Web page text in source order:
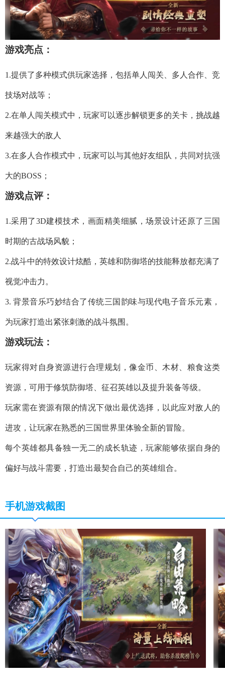
游戏亮点：
1.提供了多种模式供玩家选择，包括单人闯关、多人合作、竞
技场对战等；
2.在单人闯关模式中，玩家可以逐步解锁更多的关卡，挑战越
来越强大的敌人
3.在多人合作模式中，玩家可以与其他好友组队，共同对抗强
大的BOSS；
游戏点评：
1.采用了3D建模技术，画面精美细腻，场景设计还原了三国
时期的古战场风貌；
2.战斗中的特效设计炫酷，英雄和防御塔的技能释放都充满了
视觉冲击力。
3. 背景音乐巧妙结合了传统三国韵味与现代电子音乐元素，
为玩家打造出紧张刺激的战斗氛围。
游戏玩法：
玩家得对自身资源进行合理规划，像金币、木材、粮食这类
资源，可用于修筑防御塔、征召英雄以及提升装备等级。
玩家需在资源有限的情况下做出最优选择，以此应对敌人的
进攻，让玩家在熟悉的三国世界里体验全新的冒险。
每个英雄都具备独一无二的成长轨迹，玩家能够依据自身的
偏好与战斗需要，打造出最契合自己的英雄组合。
手机游戏截图